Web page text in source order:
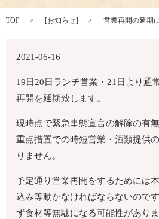
TOP [お知らせ] 営業再開の延期
2021-06-16
19日20日ランチ営業・21日より通
再開を延期致します。
現時点で緊急事態宣言の解除の有
重点措置での時短営業・酒類提供
りません。
予定通り営業再開をするためには
込み等動かなければならないので
ず食材等無駄になる可能性がありま